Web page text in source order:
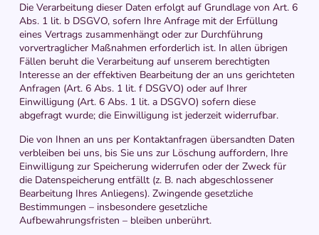
Die Verarbeitung dieser Daten erfolgt auf Grundlage von Art. 6
Abs. 1 lit. b DSGVO, sofern Ihre Anfrage mit der Erfüllung
eines Vertrags zusammenhängt oder zur Durchführung
vorvertraglicher Maßnahmen erforderlich ist. In allen übrigen
Fällen beruht die Verarbeitung auf unserem berechtigten
Interesse an der effektiven Bearbeitung der an uns gerichteten
Anfragen (Art. 6 Abs. 1 lit. f DSGVO) oder auf Ihrer
Einwilligung (Art. 6 Abs. 1 lit. a DSGVO) sofern diese
abgefragt wurde; die Einwilligung ist jederzeit widerrufbar.
Die von Ihnen an uns per Kontaktanfragen übersandten Daten
verbleiben bei uns, bis Sie uns zur Löschung auffordern, Ihre
Einwilligung zur Speicherung widerrufen oder der Zweck für
die Datenspeicherung entfällt (z. B. nach abgeschlossener
Bearbeitung Ihres Anliegens). Zwingende gesetzliche
Bestimmungen – insbesondere gesetzliche
Aufbewahrungsfristen – bleiben unberührt.